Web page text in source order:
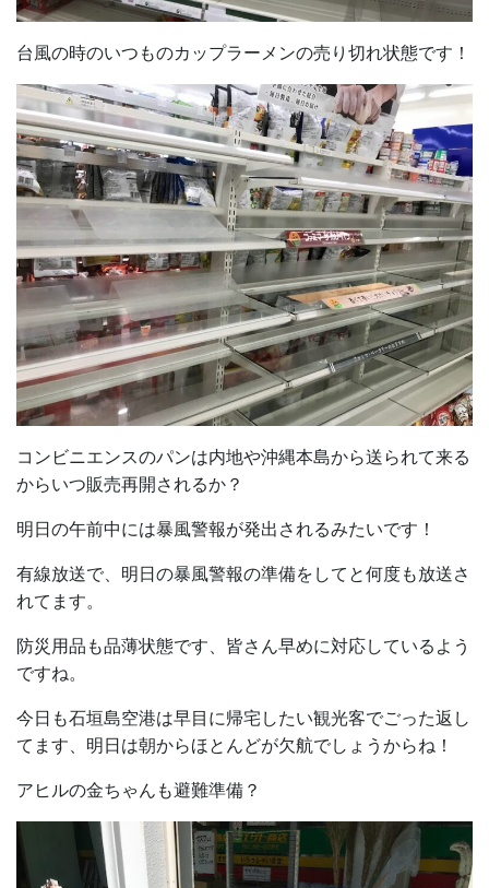
台風の時のいつものカップラーメンの売り切れ状態です！
コンビニエンスのパンは内地や沖縄本島から送られて来る
からいつ販売再開されるか？
明日の午前中には暴風警報が発出されるみたいです！
有線放送で、明日の暴風警報の準備をしてと何度も放送さ
れてます。
防災用品も品薄状態です、皆さん早めに対応しているよう
ですね。
今日も石垣島空港は早目に帰宅したい観光客でごった返し
てます、明日は朝からほとんどが欠航でしょうからね！
アヒルの金ちゃんも避難準備？